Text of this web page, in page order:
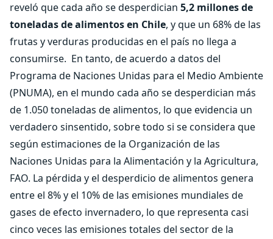
reveló que cada año se desperdician 5,2 millones de
toneladas de alimentos en Chile, y que un 68% de las
frutas y verduras producidas en el país no llega a
consumirse. En tanto, de acuerdo a datos del
Programa de Naciones Unidas para el Medio Ambiente
(PNUMA), en el mundo cada año se desperdician más
de 1.050 toneladas de alimentos, lo que evidencia un
verdadero sinsentido, sobre todo si se considera que
según estimaciones de la Organización de las
Naciones Unidas para la Alimentación y la Agricultura,
FAO. La pérdida y el desperdicio de alimentos genera
entre el 8% y el 10% de las emisiones mundiales de
gases de efecto invernadero, lo que representa casi
cinco veces las emisiones totales del sector de la